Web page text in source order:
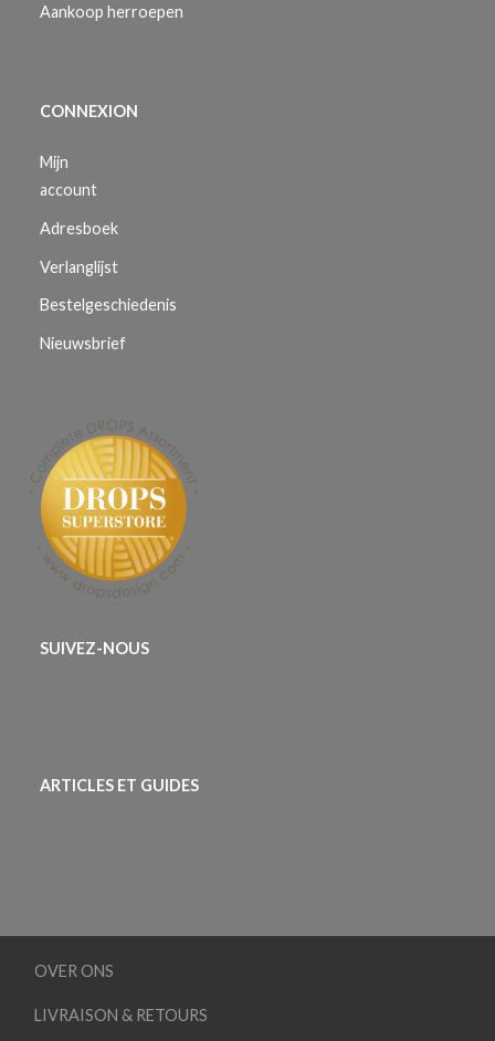
Aankoop herroepen
CONNEXION
Mijn
account
Adresboek
Verlanglijst
Bestelgeschiedenis
Nieuwsbrief
SUIVEZ-NOUS
ARTICLES ET GUIDES
OVER ONS
LIVRAISON & RETOURS